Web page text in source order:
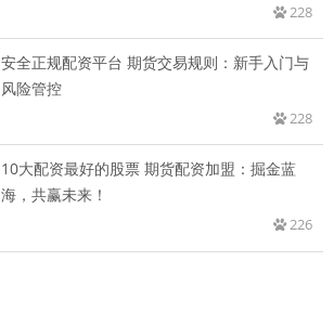
228
安全正规配资平台 期货交易规则：新手入门与
风险管控
228
10大配资最好的股票 期货配资加盟：掘金蓝
海，共赢未来！
226